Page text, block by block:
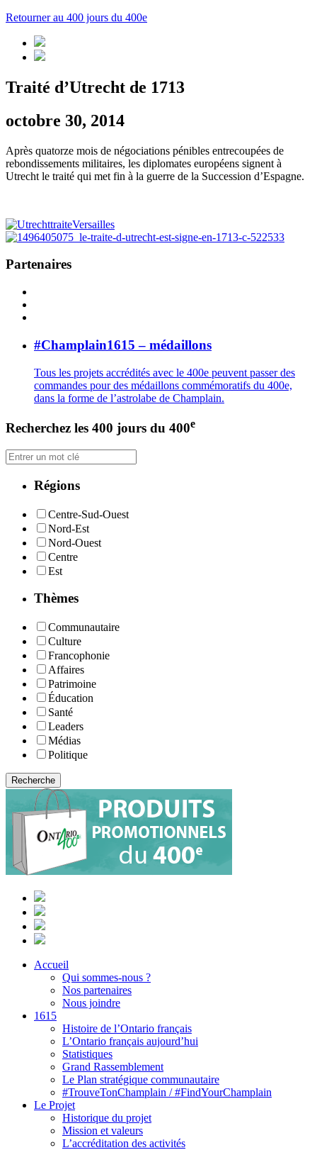
Retourner au 400 jours du 400e
Traité d’Utrecht de 1713
octobre 30, 2014
Après quatorze mois de négociations pénibles entrecoupées de
rebondissements militaires, les diplomates européens signent à
Utrecht le traité qui met fin à la guerre de la Succession d’Espagne.
Partenaires
#Champlain1615 – médaillons
Tous les projets accrédités avec le 400e peuvent passer des
commandes pour des médaillons commémoratifs du 400e,
dans la forme de l’astrolabe de Champlain.
Recherchez les 400 jours du 400e
Régions
Centre-Sud-Ouest
Nord-Est
Nord-Ouest
Centre
Est
Thèmes
Communautaire
Culture
Francophonie
Affaires
Patrimoine
Éducation
Santé
Leaders
Médias
Politique
Accueil
Qui sommes-nous ?
Nos partenaires
Nous joindre
1615
Histoire de l’Ontario français
L’Ontario français aujourd’hui
Statistiques
Grand Rassemblement
Le Plan stratégique communautaire
#TrouveTonChamplain / #FindYourChamplain
Le Projet
Historique du projet
Mission et valeurs
L’accréditation des activités